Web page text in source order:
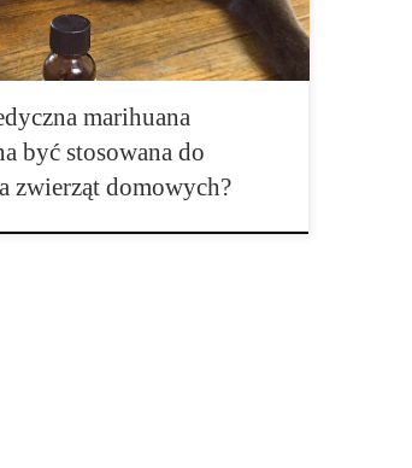
marihuana
być stosowana do
zwierząt domowych?